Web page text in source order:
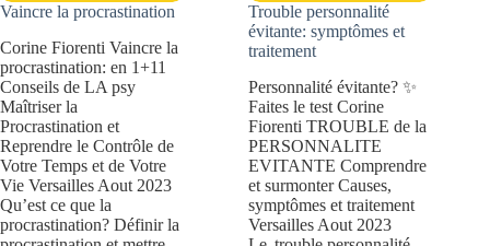
Vaincre la procrastination
Corine Fiorenti Vaincre la
procrastination: en 1+11
Conseils de LA psy
Maîtriser la
Procrastination et
Reprendre le Contrôle de
Votre Temps et de Votre
Vie Versailles Aout 2023
Qu’est ce que la
procrastination? Définir la
Trouble personnalité
évitante: symptômes et
traitement
Personnalité évitante? ✨
Faites le test Corine
Fiorenti TROUBLE de la
PERSONNALITE
EVITANTE Comprendre
et surmonter Causes,
symptômes et traitement
Versailles Aout 2023